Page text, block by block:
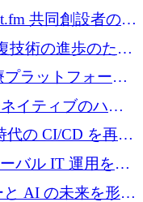
ポンドのプレシ
共同創設者の支
技術の進歩のため
ラットフォーム
で 2,000 万ドル
イティブのハー
推進するために
代の CI/CD を再発
けてステルスか
バル IT 運用を自
ロ以上を調達
AI の未来を形作